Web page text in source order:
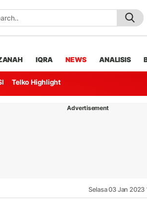
IQRA NEWS ANALISIS
Telko Highlight
Advertisement
Selasa 03 Jan 2023